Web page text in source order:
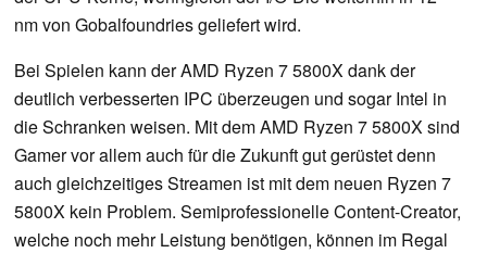
nm von Gobalfoundries geliefert wird.
Bei Spielen kann der AMD Ryzen 7 5800X dank der
deutlich verbesserten IPC überzeugen und sogar Intel in
die Schranken weisen. Mit dem AMD Ryzen 7 5800X sind
Gamer vor allem auch für die Zukunft gut gerüstet denn
auch gleichzeitiges Streamen ist mit dem neuen Ryzen 7
5800X kein Problem. Semiprofessionelle Content-Creator,
welche noch mehr Leistung benötigen, können im Regal